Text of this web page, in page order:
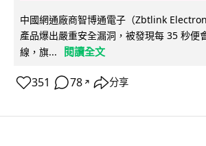
中國網通廠商智博通電子（Zbtlink
產品爆出嚴重安全漏洞，被發現每 35 秒便
線，旗...
閱讀全文
351 78 ↗ 分享